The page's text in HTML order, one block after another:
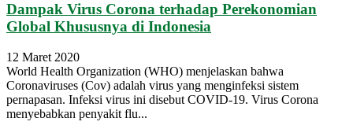
Dampak Virus Corona terhadap Perekonomian
Global Khususnya di Indonesia
12 Maret 2020
World Health Organization (WHO) menjelaskan bahwa
Coronaviruses (Cov) adalah virus yang menginfeksi sistem
pernapasan. Infeksi virus ini disebut COVID-19. Virus Corona
menyebabkan penyakit flu...